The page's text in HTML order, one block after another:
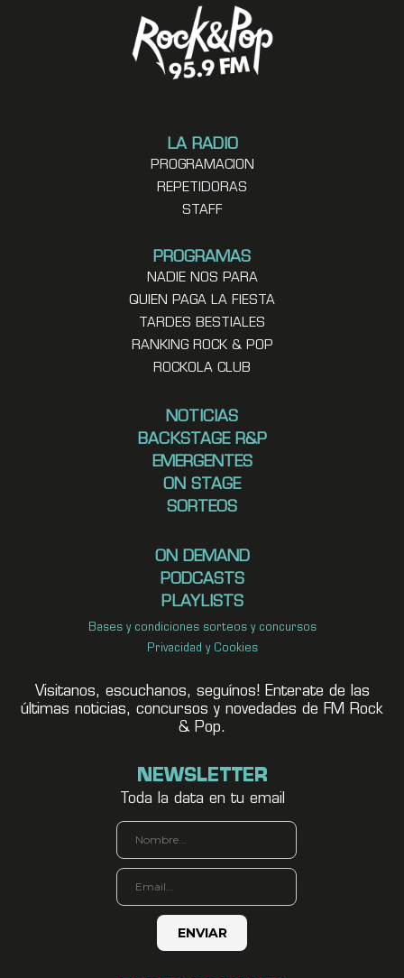
LA RADIO
PROGRAMACION
REPETIDORAS
STAFF
PROGRAMAS
NADIE NOS PARA
QUIEN PAGA LA FIESTA
TARDES BESTIALES
RANKING ROCK & POP
ROCKOLA CLUB
NOTICIAS
BACKSTAGE R&P
EMERGENTES
ON STAGE
SORTEOS
ON DEMAND
PODCASTS
PLAYLISTS
Bases y condiciones sorteos y concursos
Privacidad y Cookies
Visitanos, escuchanos, seguínos! Enterate de las
últimas noticias, concursos y novedades de FM Rock
& Pop.
NEWSLETTER
Toda la data en tu email